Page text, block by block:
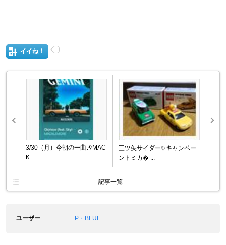
イイね！
3/30（月）今朝の一曲🎶MAC
K ...
三ツ矢サイダー✨キャンペー
ントミカ� ...
記事一覧
ユーザー P・BLUE